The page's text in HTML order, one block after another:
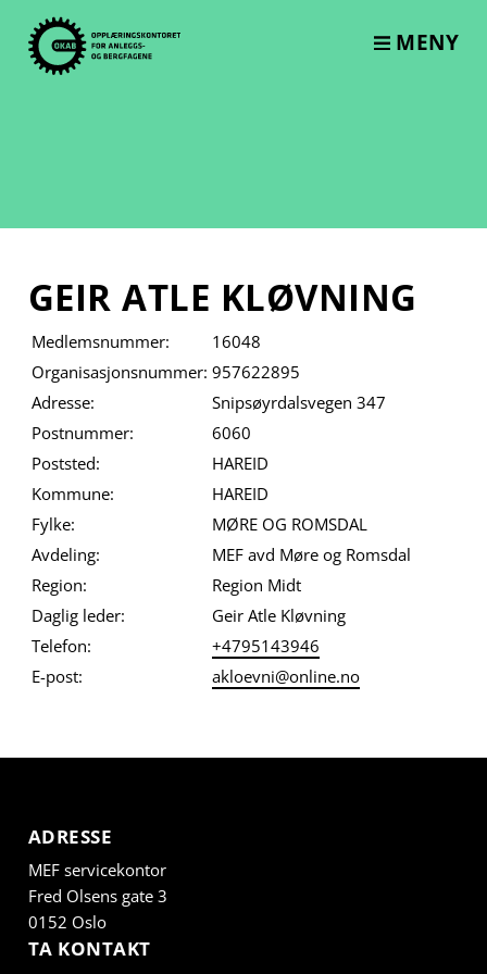
content
MENY
GEIR ATLE KLØVNING
Medlemsnummer:
16048
Organisasjonsnummer: 957622895
Adresse:
Snipsøyrdalsvegen 347
Postnummer:
6060
Poststed:
HAREID
Kommune:
HAREID
Fylke:
MØRE OG ROMSDAL
Avdeling:
MEF avd Møre og Romsdal
Region:
Region Midt
Daglig leder:
Geir Atle Kløvning
Telefon:
+4795143946
E-post:
akloevni@online.no
ADRESSE
MEF servicekontor
Fred Olsens gate 3
0152 Oslo
TA KONTAKT